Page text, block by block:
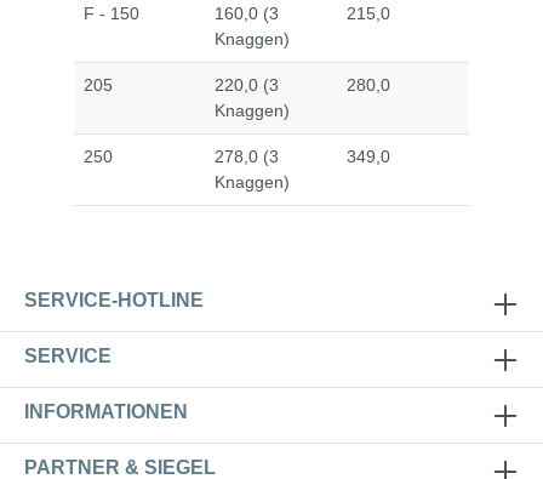
F - 150
160,0 (3
Knaggen)
215,0
205
220,0 (3
Knaggen)
280,0
250
278,0 (3
Knaggen)
349,0
SERVICE-HOTLINE
SERVICE
INFORMATIONEN
PARTNER & SIEGEL